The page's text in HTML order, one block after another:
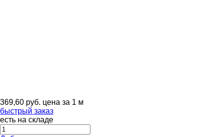
369,60 руб. цена за 1 м
быстрый заказ
есть на складе